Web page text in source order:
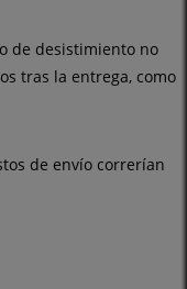
de desistimiento no
tras la entrega, como
de envío correrían